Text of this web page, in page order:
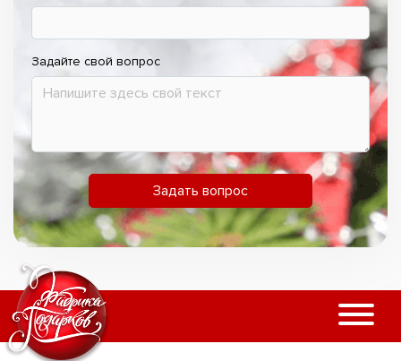
Задайте свой вопрос
Задать вопрос